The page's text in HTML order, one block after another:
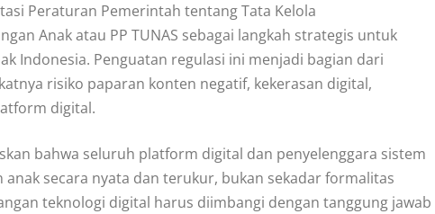
Peraturan Pemerintah tentang Tata Kelola
Anak atau PP TUNAS sebagai langkah strategis untuk
Indonesia. Penguatan regulasi ini menjadi bagian dari
risiko paparan konten negatif, kekerasan digital,
digital.
bahwa seluruh platform digital dan penyelenggara sistem
secara nyata dan terukur, bukan sekadar formalitas
teknologi digital harus diimbangi dengan tanggung jawab